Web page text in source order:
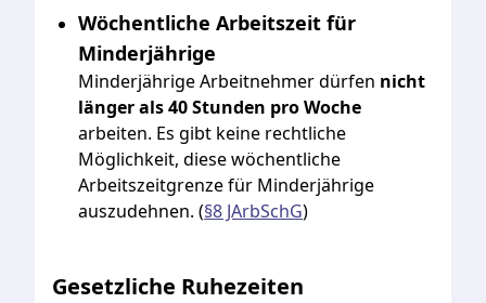
Wöchentliche Arbeitszeit für
Minderjährige
Minderjährige Arbeitnehmer dürfen nicht
länger als 40 Stunden pro Woche
arbeiten. Es gibt keine rechtliche
Möglichkeit, diese wöchentliche
Arbeitszeitgrenze für Minderjährige
auszudehnen. (§8 JArbSchG)
Gesetzliche Ruhezeiten